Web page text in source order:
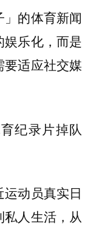
的体育新闻
乐化，而是
适应社交媒
纪录片掉队
动员真实日
人生活，从